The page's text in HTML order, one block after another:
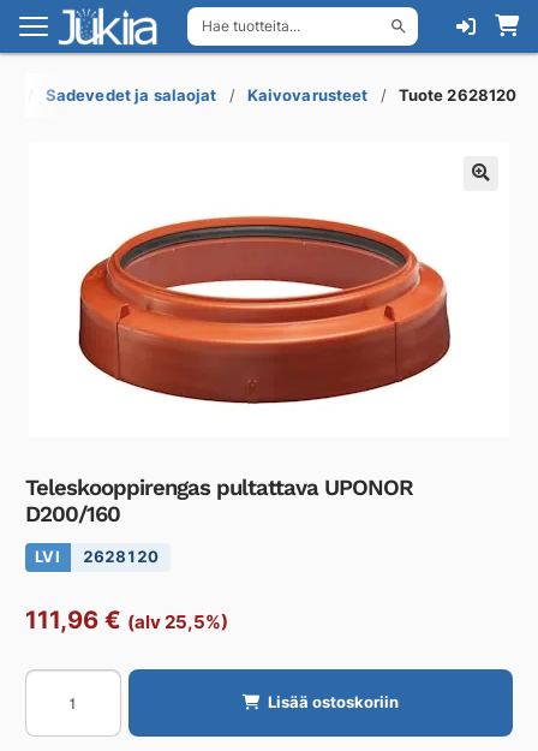
Hae tuotteita...
Siirry
navigointiin
Siirry
sisältöön
Sadevedet ja salaojat Kaivovarusteet Tuote 2628120
Teleskooppirengas pultattava UPONOR
D200/160
LVI 2628120
111,96 € (alv 25,5%)
Teleskooppirengas
pultattava
UPONOR
Lisää ostoskoriin